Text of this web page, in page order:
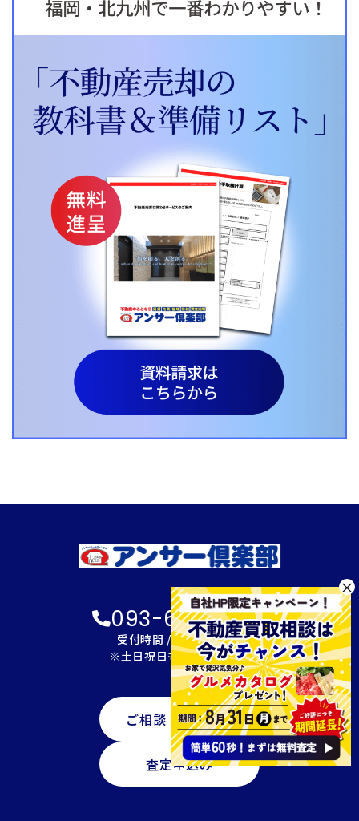
×
093-600-2622
受付時間 / 9:00～18:00
※土日祝日も対応可能です
ご相談・資料請求
査定申込み